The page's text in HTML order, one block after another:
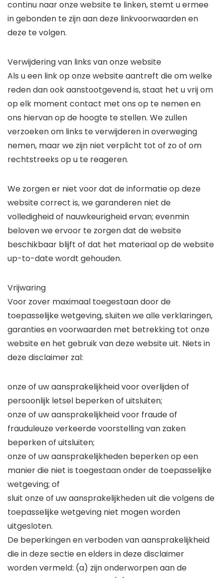
continu naar onze website te linken, stemt u ermee
in gebonden te zijn aan deze linkvoorwaarden en
deze te volgen.
Verwijdering van links van onze website
Als u een link op onze website aantreft die om welke
reden dan ook aanstootgevend is, staat het u vrij om
op elk moment contact met ons op te nemen en
ons hiervan op de hoogte te stellen. We zullen
verzoeken om links te verwijderen in overweging
nemen, maar we zijn niet verplicht tot of zo of om
rechtstreeks op u te reageren.
We zorgen er niet voor dat de informatie op deze
website correct is, we garanderen niet de
volledigheid of nauwkeurigheid ervan; evenmin
beloven we ervoor te zorgen dat de website
beschikbaar blijft of dat het materiaal op de website
up-to-date wordt gehouden.
Vrijwaring
Voor zover maximaal toegestaan ​​door de
toepasselijke wetgeving, sluiten we alle verklaringen,
garanties en voorwaarden met betrekking tot onze
website en het gebruik van deze website uit. Niets in
deze disclaimer zal:
onze of uw aansprakelijkheid voor overlijden of
persoonlijk letsel beperken of uitsluiten;
onze of uw aansprakelijkheid voor fraude of
frauduleuze verkeerde voorstelling van zaken
beperken of uitsluiten;
onze of uw aansprakelijkheden beperken op een
manier die niet is toegestaan ​​onder de toepasselijke
wetgeving; of
sluit onze of uw aansprakelijkheden uit die volgens de
toepasselijke wetgeving niet mogen worden
uitgesloten.
De beperkingen en verboden van aansprakelijkheid
die in deze sectie en elders in deze disclaimer
worden vermeld: (a) zijn onderworpen aan de